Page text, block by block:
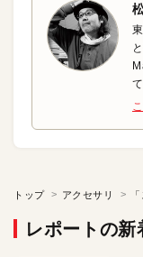
トップ アクセサリ
レポートの新